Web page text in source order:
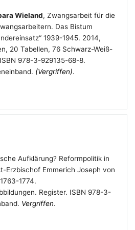
Wieland, Zwangsarbeit für die
Das Bistum
1939-1945. 2014,
20 Tabellen, 76 Schwarz-Weiß-
978-3-929135-68-8.
(Vergriffen).
Aufklärung? Reformpolitik in
Erzbischof Emmerich Joseph von
1774.
Register. ISBN 978-3-
Vergriffen.